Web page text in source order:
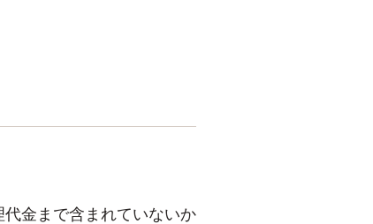
金まで含まれていないか